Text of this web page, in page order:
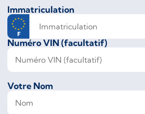
Immatriculation
Numéro VIN (facultatif)
Votre Nom